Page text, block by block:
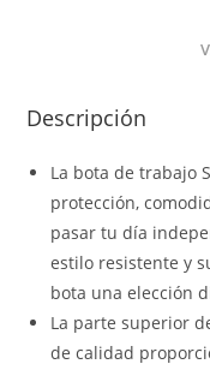
Descripción
La bota de trabajo
protección,
pasar tu día
estilo resistente y
bota una elección
La parte superior
de calidad